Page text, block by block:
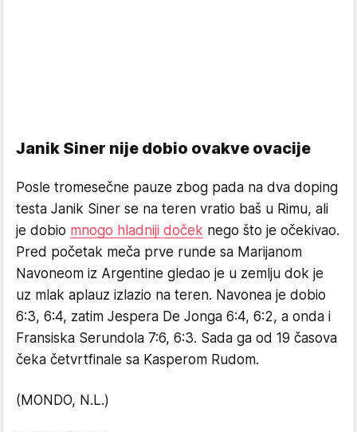
Janik Siner nije dobio ovakve ovacije
Posle tromesečne pauze zbog pada na dva doping
testa Janik Siner se na teren vratio baš u Rimu, ali
je dobio mnogo hladniji doček nego što je očekivao.
Pred početak meča prve runde sa Marijanom
Navoneom iz Argentine gledao je u zemlju dok je
uz mlak aplauz izlazio na teren. Navonea je dobio
6:3, 6:4, zatim Jespera De Jonga 6:4, 6:2, a onda i
Fransiska Serundola 7:6, 6:3. Sada ga od 19 časova
čeka četvrtfinale sa Kasperom Rudom.
(MONDO, N.L.)